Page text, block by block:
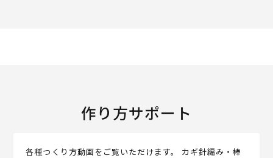
作り方サポート
各種つくり方動画をご覧いただけます。 カギ針編み・棒